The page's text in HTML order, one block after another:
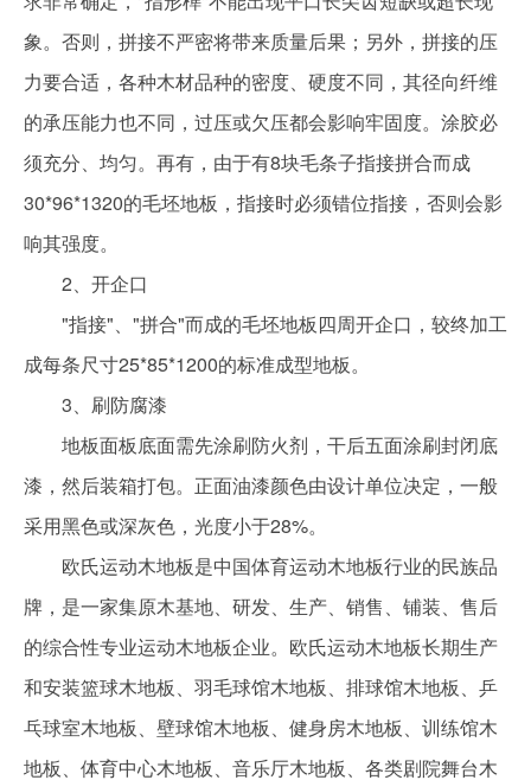
象。否则，拼接不严密将带来质量后果；另外，拼接的压
力要合适，各种木材品种的密度、硬度不同，其径向纤维
的承压能力也不同，过压或欠压都会影响牢固度。涂胶必
须充分、均匀。再有，由于有8块毛条子指接拼合而成
30*96*1320的毛坯地板，指接时必须错位指接，否则会影
响其强度。
2、开企口
"指接"、"拼合"而成的毛坯地板四周开企口，较终加工
成每条尺寸25*85*1200的标准成型地板。
3、刷防腐漆
地板面板底面需先涂刷防火剂，干后五面涂刷封闭底
漆，然后装箱打包。正面油漆颜色由设计单位决定，一般
采用黑色或深灰色，光度小于28%。
欧氏运动木地板是中国体育运动木地板行业的民族品
牌，是一家集原木基地、研发、生产、销售、铺装、售后
的综合性专业运动木地板企业。欧氏运动木地板长期生产
和安装篮球木地板、羽毛球馆木地板、排球馆木地板、乒
乓球室木地板、壁球馆木地板、健身房木地板、训练馆木
地板、体育中心木地板、音乐厅木地板、各类剧院舞台木